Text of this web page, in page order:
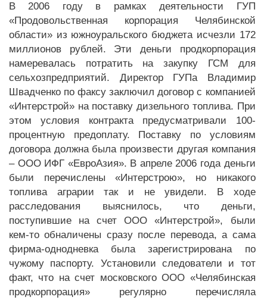
В 2006 году в рамках деятельности ГУП
«Продовольственная корпорация Челябинской
области» из южноуральского бюджета исчезли 172
миллионов рублей. Эти деньги продкорпорация
намеревалась потратить на закупку ГСМ для
сельхозпредприятий. Директор ГУПа Владимир
Швадченко по факсу заключил договор с компанией
«Интерстрой» на поставку дизельного топлива. При
этом условия контракта предусматривали 100-
процентную предоплату. Поставку по условиям
договора должна была произвести другая компания
– ООО ИФГ «ЕвроАзия». В апреле 2006 года деньги
были перечислены «Интерстрою», но никакого
топлива аграрии так и не увидели. В ходе
расследования выяснилось, что деньги,
поступившие на счет ООО «Интерстрой», были
кем-то обналичены сразу после перевода, а сама
фирма-однодневка была зарегистрирована по
чужому паспорту. Установили следователи и тот
факт, что на счет московского ООО «Челябинская
продкорпорация» регулярно перечисляла